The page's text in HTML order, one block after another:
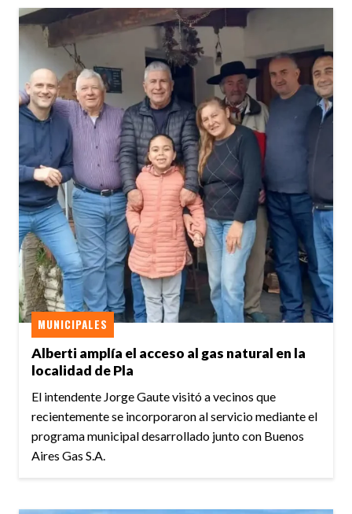
Alberti amplía el acceso al gas natural en la
localidad de Pla
MUNICIPALES
El intendente Jorge Gaute visitó a vecinos que
recientemente se incorporaron al servicio mediante el
programa municipal desarrollado junto con Buenos
Aires Gas S.A.